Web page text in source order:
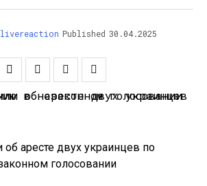
livereaction Published 30.04.2025